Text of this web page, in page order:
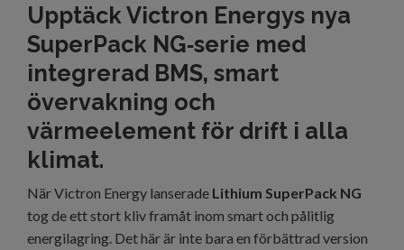
Upptäck Victron Energys nya
SuperPack NG‑serie med
integrerad BMS, smart
övervakning och
värmeelement för drift i alla
klimat.
När Victron Energy lanserade Lithium SuperPack NG
tog de ett stort kliv framåt inom smart och pålitlig
energilagring. Det här är inte bara en förbättrad version